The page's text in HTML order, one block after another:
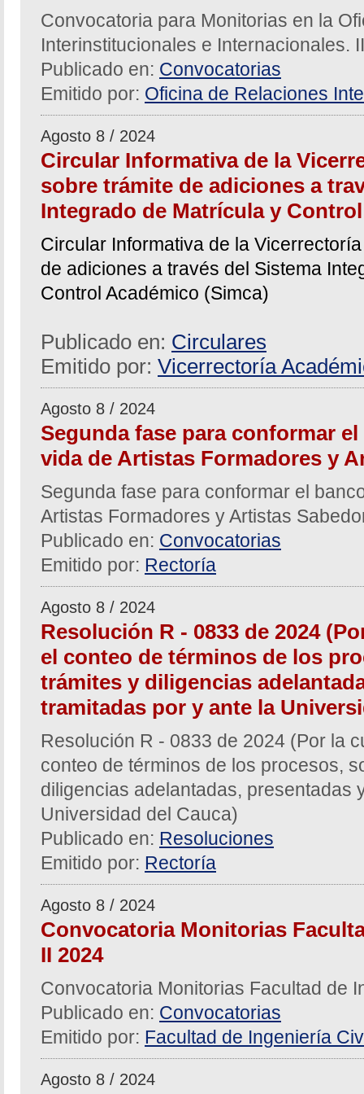
Convocatoria para Monitorias en la
Interinstitucionales e Internacionales.
Publicado en: Convocatorias
Emitido por: Oficina de Relaciones
Agosto 8 / 2024
Circular Informativa de la
sobre trámite de adiciones a
Integrado de Matrícula y
Circular Informativa de la
de adiciones a través del Sistema
Control Académico (Simca)
Publicado en: Circulares
Emitido por: Vicerrectoría
Agosto 8 / 2024
Segunda fase para conformar
vida de Artistas Formadores y
Segunda fase para conformar el
Artistas Formadores y Artistas
Publicado en: Convocatorias
Emitido por: Rectoría
Agosto 8 / 2024
Resolución R - 0833 de 2024
el conteo de términos de los
trámites y diligencias
tramitadas por y ante la
Resolución R - 0833 de 2024 (Por la
conteo de términos de los procesos,
diligencias adelantadas, presentadas
Universidad del Cauca)
Publicado en: Resoluciones
Emitido por: Rectoría
Agosto 8 / 2024
Convocatoria Monitorias
II 2024
Convocatoria Monitorias Facultad de
Publicado en: Convocatorias
Emitido por: Facultad de Ingeniería
Agosto 8 / 2024